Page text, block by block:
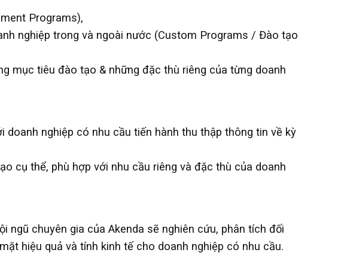
Programs),
nghiệp trong và ngoài nước (Custom Programs / Đào tạo
mục tiêu đào tạo & những đặc thù riêng của từng doanh
nghiệp có nhu cầu tiến hành thu thập thông tin về kỳ
cụ thể, phù hợp với nhu cầu riêng và đặc thù của doanh
chuyên gia của Akenda sẽ nghiên cứu, phân tích đối
hiệu quả và tính kinh tế cho doanh nghiệp có nhu cầu.